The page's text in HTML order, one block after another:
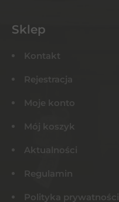
Sklep
Kontakt
Rejestracja
Moje konto
Mój koszyk
Aktualności
Regulamin
Polityka prywatności